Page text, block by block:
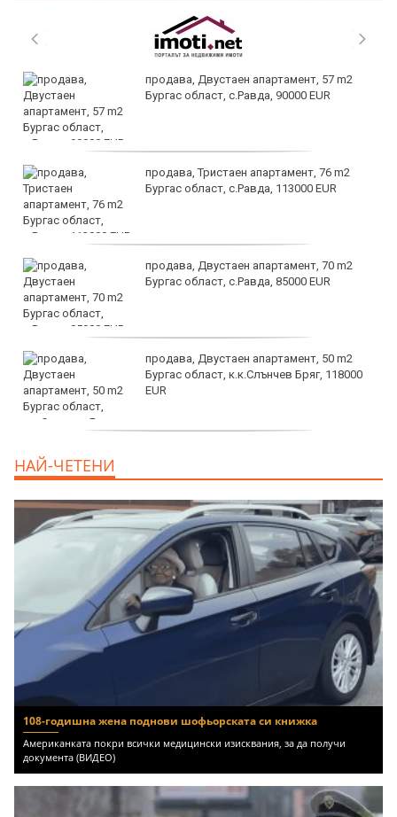
продава, Двустаен апартамент, 57 m2
Бургас област, с.Равда, 90000 EUR
продава, Тристаен апартамент, 76 m2
Бургас област, с.Равда, 113000 EUR
продава, Двустаен апартамент, 70 m2
Бургас област, с.Равда, 85000 EUR
продава, Двустаен апартамент, 50 m2
Бургас област, к.к.Слънчев Бряг, 118000
EUR
НАЙ-ЧЕТЕНИ
108-годишна жена поднови шофьорската си книжка
Американката покри всички медицински изисквания, за да получи
документа (ВИДЕО)